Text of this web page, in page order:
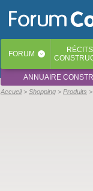
FORUM ‹ RÉCITS
ANNUAIRE
Accueil Shopping Produits